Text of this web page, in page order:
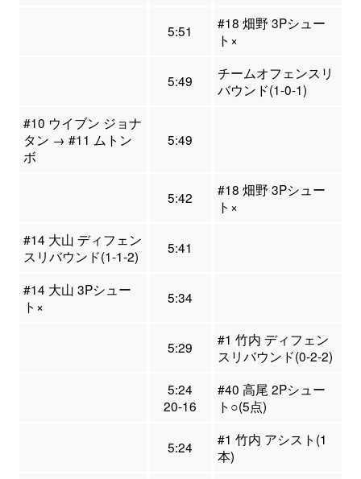
5:51
#18 畑野 3Pシュー
ト×
5:49
チームオフェンスリ
バウンド(1-0-1)
#10 ウイブン ジョナ
タン → #11 ムトン
ボ
5:49
5:42
#18 畑野 3Pシュー
ト×
#14 大山 ディフェン
スリバウンド(1-1-2)
5:41
#14 大山 3Pシュー
ト×
5:34
5:29
#1 竹内 ディフェン
スリバウンド(0-2-2)
5:24
20-16
#40 高尾 2Pシュー
ト○(5点)
5:24
#1 竹内 アシスト(1
本)